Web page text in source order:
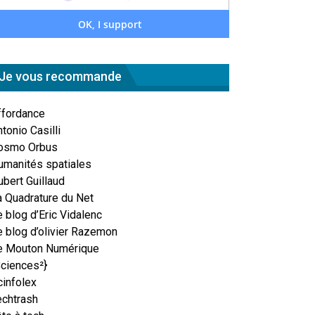
Je vous recommande
Casilli
Orbus
spatiales
Guillaud
Quadrature du Net
blog d’Eric Vidalenc
blog d’olivier Razemon
Mouton Numérique